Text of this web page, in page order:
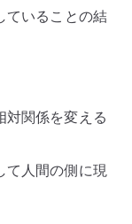
ていることの結
対関係を変える
て人間の側に現